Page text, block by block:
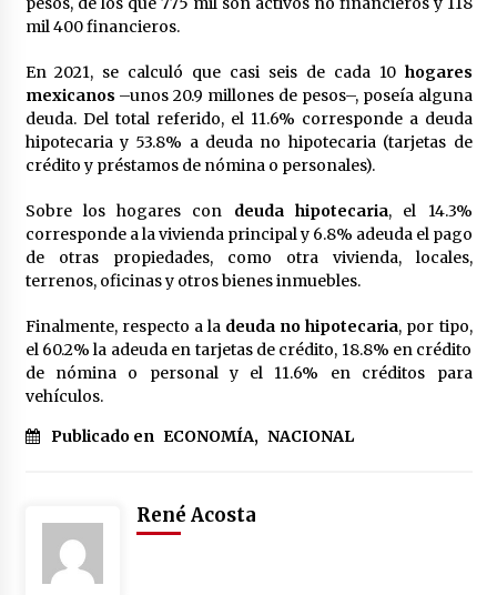
mil 400 financieros.
En 2021, se calculó que casi seis de cada 10 hogares
mexicanos –unos 20.9 millones de pesos–, poseía alguna
deuda. Del total referido, el 11.6% corresponde a deuda
hipotecaria y 53.8% a deuda no hipotecaria (tarjetas de
crédito y préstamos de nómina o personales).
Sobre los hogares con deuda hipotecaria, el 14.3%
corresponde a la vivienda principal y 6.8% adeuda el pago
de otras propiedades, como otra vivienda, locales,
terrenos, oficinas y otros bienes inmuebles.
Finalmente, respecto a la deuda no hipotecaria, por tipo,
el 60.2% la adeuda en tarjetas de crédito, 18.8% en crédito
de nómina o personal y el 11.6% en créditos para
vehículos.
Publicado en ECONOMÍA, NACIONAL
René Acosta